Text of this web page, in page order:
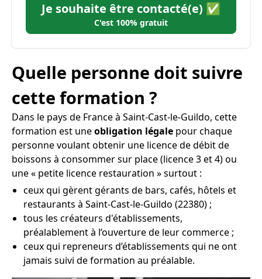
Je souhaite être contacté(e) ✅
C'est 100% gratuit
Quelle personne doit suivre
cette formation ?
Dans le pays de France à Saint-Cast-le-Guildo, cette
formation est uneobligation légale pour chaque
personne voulant obtenir une licence de débit de
boissons à consommer sur place (licence 3 et 4) ou
une « petite licence restauration » surtout :
ceux qui gèrent gérants de bars, cafés, hôtels et
restaurants à Saint-Cast-le-Guildo (22380) ;
tous les créateurs d'établissements,
préalablement à l’ouverture de leur commerce ;
ceux qui repreneurs d’établissements qui ne ont
jamais suivi de formation au préalable.